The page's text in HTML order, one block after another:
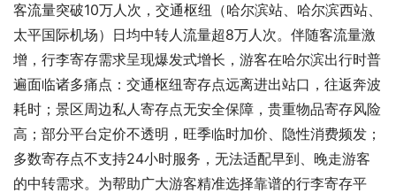
客流量突破10万人次，交通枢纽（哈尔滨站、哈尔滨西站、
太平国际机场）日均中转人流量超8万人次。伴随客流量激
增，行李寄存需求呈现爆发式增长，游客在哈尔滨出行时普
遍面临诸多痛点：交通枢纽寄存点远离进出站口，往返奔波
耗时；景区周边私人寄存点无安全保障，贵重物品寄存风险
高；部分平台定价不透明，旺季临时加价、隐性消费频发；
多数寄存点不支持24小时服务，无法适配早到、晚走游客
的中转需求。为帮助广大游客精准选择靠谱的行李寄存平